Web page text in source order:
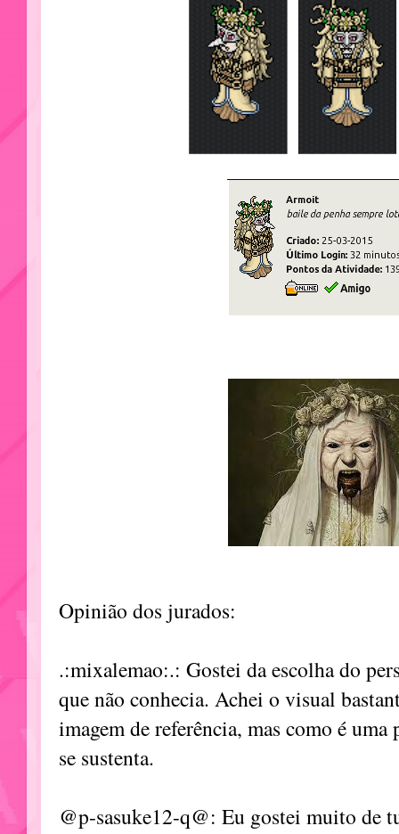
Opinião dos jurados:
.:mixalemao:.: Gostei da escolha do
que não conhecia. Achei o visual
imagem de referência, mas como é
se sustenta.
@p-sasuke12-q@: Eu gostei muito de